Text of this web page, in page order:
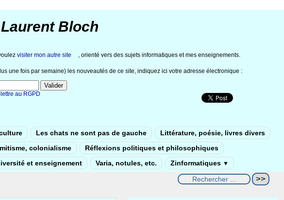
Bloch
visiter mon autre site , orienté vers des sujets informatiques et mes enseignements.
une fois par semaine) les nouveautés de ce site, indiquez ici votre adresse électronique :
au RGPD
Les chats ne sont pas de gauche
Littérature, poésie, livres divers
colonialisme
Réflexions politiques et philosophiques
et enseignement Varia, notules, etc. Zinformatiques ▼